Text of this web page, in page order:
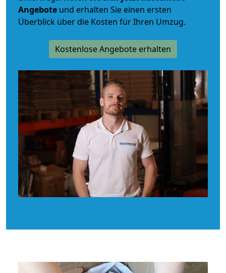
Angebote und erhalten Sie einen ersten
Überblick über die Kosten für Ihren Umzug.
Kostenlose Angebote erhalten